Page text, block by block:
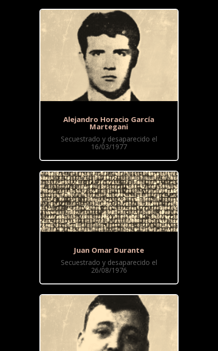
Alejandro Horacio García
Martegani
Secuestrado y desaparecido el
16/03/1977
Juan Omar Durante
Secuestrado y desaparecido el
26/08/1976